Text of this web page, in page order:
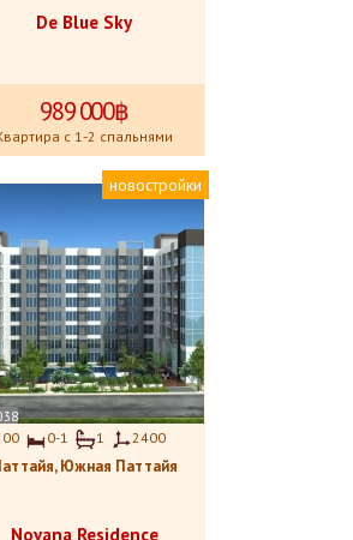
De Blue Sky
989.000฿
с 1-2 спальнями
0-1 1 2400
Южная Паттайя
Novana Residence
новостройки